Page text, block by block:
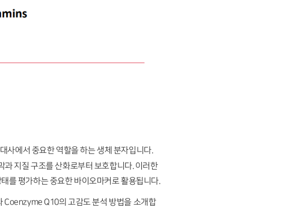
사에서 중요한 역할을 하는 생체 분자입니다.
지질 구조를 산화로부터 보호합니다. 이러한
를 평가하는 중요한 바이오마커로 활용됩니다.
Coenzyme Q10의 고감도 분석 방법을 소개합